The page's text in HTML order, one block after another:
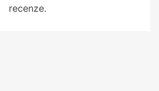
recenze.